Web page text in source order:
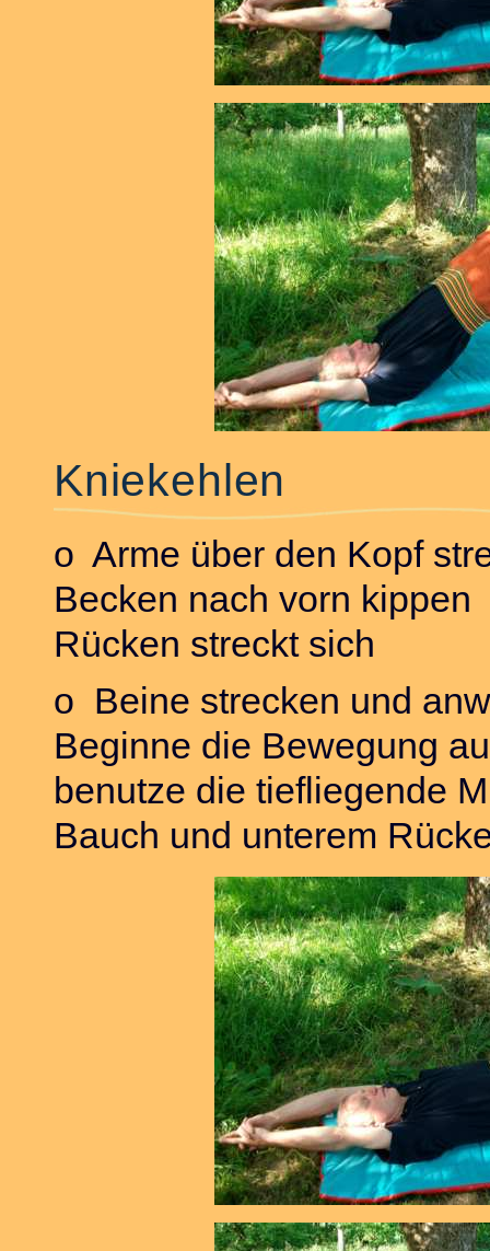
Kniekehlen
o Arme über den Kopf
Becken nach vorn kippen
Rücken streckt sich
o Beine strecken und
Beginne die Bewegung
benutze die tiefliegende
Bauch und unterem